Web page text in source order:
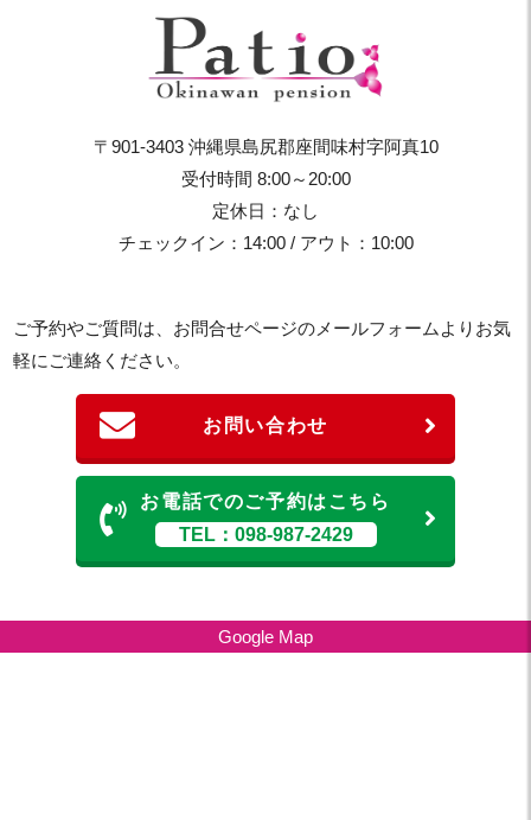
〒901-3403 沖縄県島尻郡座間味村字阿真10
受付時間 8:00～20:00
定休日：なし
チェックイン：14:00 / アウト：10:00
ご予約やご質問は、お問合せページのメールフォームよりお気
軽にご連絡ください。
お問い合わせ
お電話でのご予約はこちら
TEL：098-987-2429
Google Map